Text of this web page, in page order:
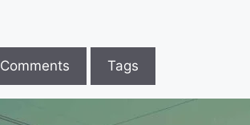
Comments Tags